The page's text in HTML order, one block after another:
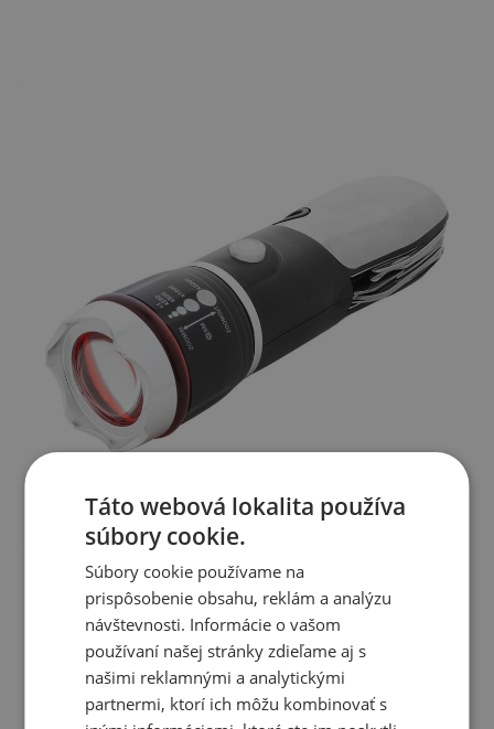
Táto webová lokalita používa
súbory cookie.
Súbory cookie používame na
prispôsobenie obsahu, reklám a analýzu
návštevnosti. Informácie o vašom
používaní našej stránky zdieľame aj s
našimi reklamnými a analytickými
partnermi, ktorí ich môžu kombinovať s